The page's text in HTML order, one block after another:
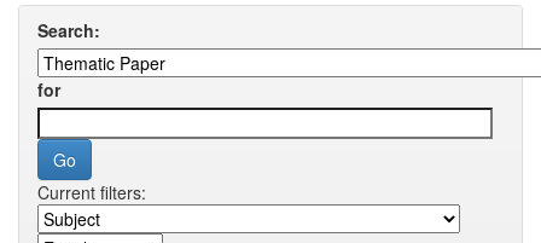
Search:
for
Current filters: